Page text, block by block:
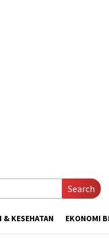
Search
& KESEHATAN EKONOMI